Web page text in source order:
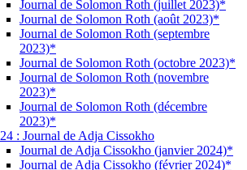
Journal de Solomon Roth (juillet 2023)*
Journal de Solomon Roth (août 2023)*
Journal de Solomon Roth (septembre
2023)*
Journal de Solomon Roth (octobre 2023)*
Journal de Solomon Roth (novembre
2023)*
Journal de Solomon Roth (décembre
2023)*
: Journal de Adja Cissokho
Journal de Adja Cissokho (janvier 2024)*
Journal de Adja Cissokho (février 2024)*